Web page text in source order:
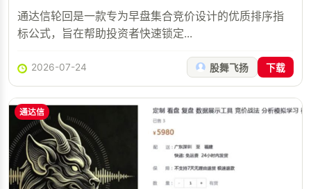
通达信轮回是一款专为早盘集合竞价设计的优质排序指
标公式，旨在帮助投资者快速锁定...
2026-07-24 股舞飞扬 下载
通达信